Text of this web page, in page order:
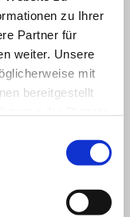
zu Ihrer
Partner für
weiter. Unsere
mit
bereitgestellt
einen ersten
Online: